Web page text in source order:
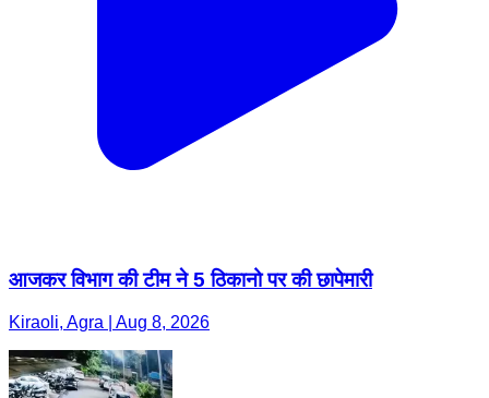
आजकर विभाग की टीम ने 5 ठिकानो पर की छापेमारी
Kiraoli, Agra | Aug 8, 2026